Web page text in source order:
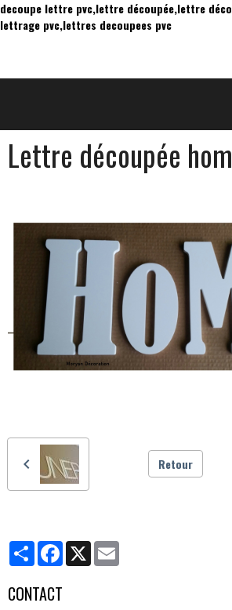
decoupe lettre pvc,lettre découpée,lettre
lettrage pvc,lettres decoupees pvc
Lettre découpée
Retour
PartagerFacebook
X
CONTACT